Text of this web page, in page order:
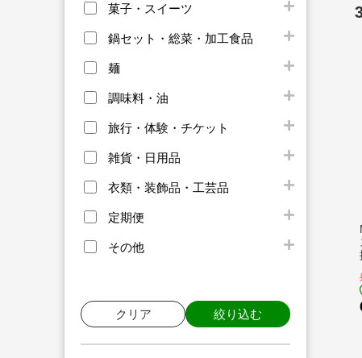
菓子・スイーツ
鍋セット・総菜・加工食品
麺
調味料・油
旅行・体験・チケット
雑貨・日用品
衣類・装飾品・工芸品
定期便
その他
クリア 絞り込む